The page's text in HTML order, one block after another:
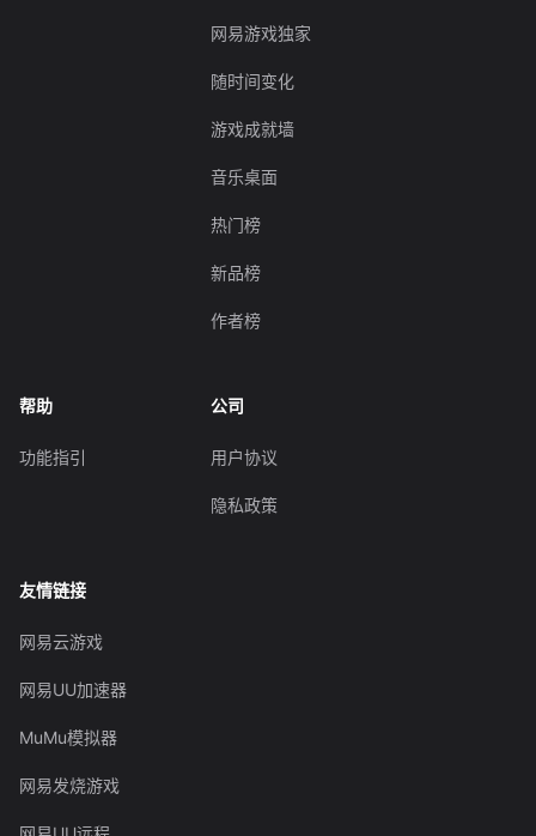
网易游戏独家
随时间变化
游戏成就墙
音乐桌面
热门榜
新品榜
作者榜
帮助
功能指引
公司
用户协议
隐私政策
友情链接
网易云游戏
网易UU加速器
MuMu模拟器
网易发烧游戏